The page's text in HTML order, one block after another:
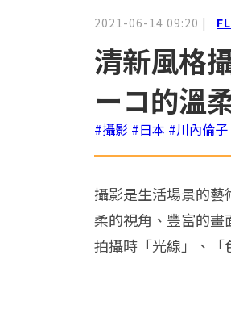
2021-06-14 09:20 |
清新風格
ーコ的溫
#攝影 #日本 #川內倫子
攝影是生活場景的
柔的視角、豐富的
拍攝時「光線」、「